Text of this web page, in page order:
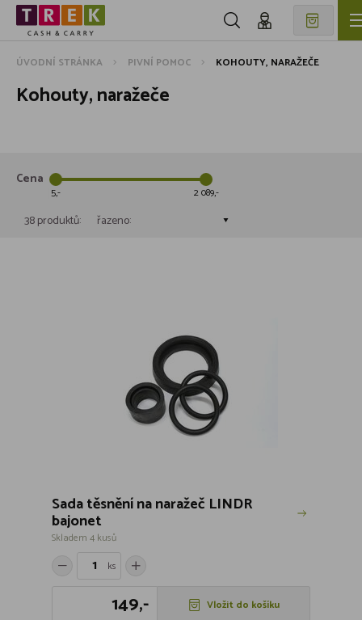
ÚVODNÍ STRÁNKA PIVNÍ POMOC KOHOUTY, NARAŽEČE
Kohouty, naražeče
Cena
5 2 089
38 produktů: řazeno:
Sada těsnění na naražeč LINDR
bajonet
Skladem 4 kusů
ks
149,- Vložit do košíku